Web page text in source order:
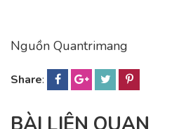
Nguồn Quantrimang
Share: